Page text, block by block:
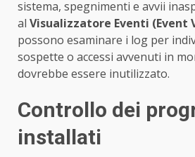
sistema, spegnimenti e avvii
al Visualizzatore Eventi (Event
possono esaminare i log per
sospette o accessi avvenuti in
dovrebbe essere inutilizzato.
Controllo dei
installati